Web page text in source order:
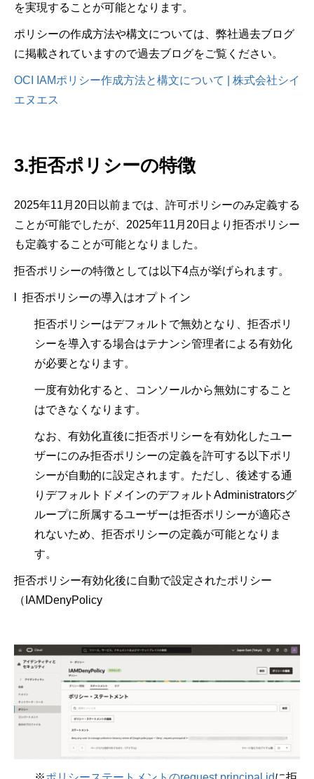
を実現することが可能となります。
ポリシーの作成方法や構文については、弊社過去ブログ
に掲載されていますので過去ブログをご覧ください。
OCI IAMポリシー作成方法と構文について | 株式会社シイ
エヌエス
3.拒否ポリシーの特徴
2025年11月20日以前までは、許可ポリシーのみ定義する
ことが可能でしたが、2025年11月20日より拒否ポリシー
も定義することが可能となりました。
拒否ポリシーの特徴としては以下4点が挙げられます。
l 拒否ポリシーの導入はオプトイン
拒否ポリシーはデフォルトで無効となり、拒否ポリ
シーを導入する場合はテナンシ管理者による有効化
が必要となります。
一度有効化すると、コンソールから無効にすること
はできなくなります。
なお、有効化直後に拒否ポリシーを有効化したユー
ザーにのみ拒否ポリシーの定義を許可する以下ポリ
シーが自動的に設定されます。ただし、後述する通
りデフォルトドメインのデフォルトAdministratorsグ
ループに所属するユーザーは拒否ポリシーが適応さ
れないため、拒否ポリシーの定義が可能となりま
す。
拒否ポリシー有効化後に自動で設定されたポリシー
（IAMDenyPolicy